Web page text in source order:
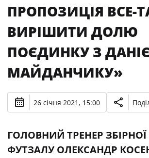
ПРОПОЗИЦІЯ ВСЕ-
ВИРІШИТИ ДОЛЮ
ПОЄДИНКУ З
МАЙДАНЧИКУ»
26 січня 2021, 15:00
ГОЛОВНИЙ ТРЕНЕР ЗБІРНОЇ
ФУТЗАЛУ ОЛЕКСАНДР